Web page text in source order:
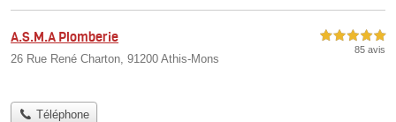
A.S.M.A Plomberie
26 Rue René Charton, 91200 Athis-Mons
5,0 étoiles sur 5
85 avis
Téléphone